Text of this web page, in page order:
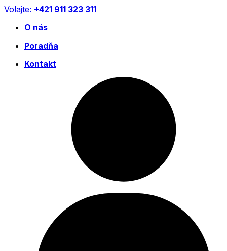
Preskočiť
obsah
Volajte: +421 911 323 311
O nás
Poradňa
Kontakt